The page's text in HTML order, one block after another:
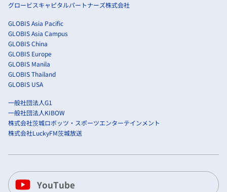
グロービスキャピタルパートナーズ株式会社
GLOBIS Asia Pacific
GLOBIS Asia Campus
GLOBIS China
GLOBIS Europe
GLOBIS Manila
GLOBIS Thailand
GLOBIS USA
一般社団法人G1
一般社団法人KIBOW
株式会社茨城ロボッツ・スポーツエンターテインメント
株式会社LuckyFM茨城放送
YouTube